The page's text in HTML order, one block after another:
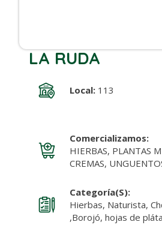
LA RUDA
Local:113
Comercializamos:
HIERBAS, PLANTAS
CREMAS,
Categoría(s):
Hierbas, Naturista,
,Borojó, hojas de